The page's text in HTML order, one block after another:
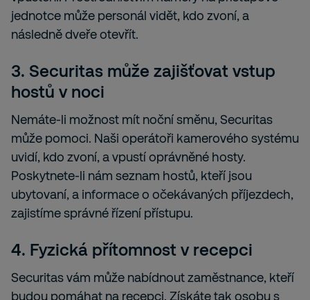
jednotce může personál vidět, kdo zvoní, a
následně dveře otevřít.
3. Securitas může zajišťovat vstup
hostů v noci
Nemáte-li možnost mít noční směnu, Securitas
může pomoci. Naši operátoři kamerového systému
uvidí, kdo zvoní, a vpustí oprávněné hosty.
Poskytnete-li nám seznam hostů, kteří jsou
ubytovaní, a informace o očekávaných příjezdech,
zajistíme správné řízení přístupu.
4. Fyzická přítomnost v recepci
Securitas vám může nabídnout zaměstnance, kteří
budou pomáhat na recepci. Získáte tak osobu s